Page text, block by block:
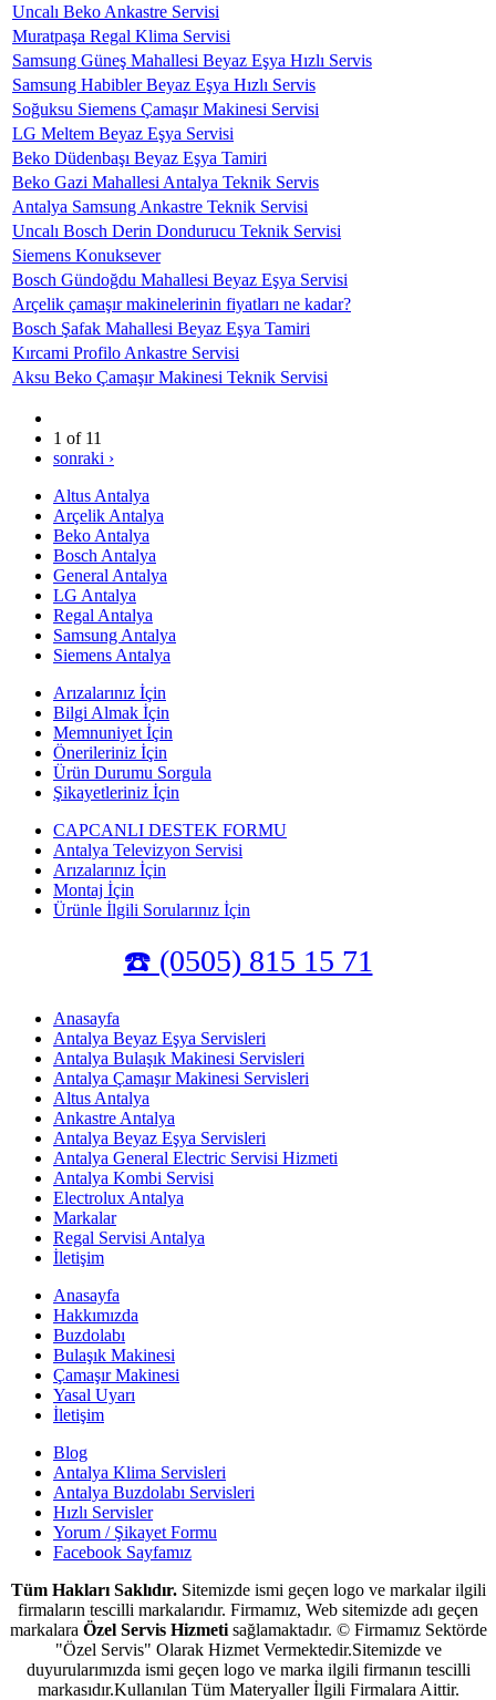
Uncalı Beko Ankastre Servisi
Muratpaşa Regal Klima Servisi
Samsung Güneş Mahallesi Beyaz Eşya Hızlı Servis
Samsung Habibler Beyaz Eşya Hızlı Servis
Soğuksu Siemens Çamaşır Makinesi Servisi
LG Meltem Beyaz Eşya Servisi
Beko Düdenbaşı Beyaz Eşya Tamiri
Beko Gazi Mahallesi Antalya Teknik Servis
Antalya Samsung Ankastre Teknik Servisi
Uncalı Bosch Derin Dondurucu Teknik Servisi
Siemens Konuksever
Bosch Gündoğdu Mahallesi Beyaz Eşya Servisi
Arçelik çamaşır makinelerinin fiyatları ne kadar?
Bosch Şafak Mahallesi Beyaz Eşya Tamiri
Kırcami Profilo Ankastre Servisi
Aksu Beko Çamaşır Makinesi Teknik Servisi
1 of 11
sonraki ›
Altus Antalya
Arçelik Antalya
Beko Antalya
Bosch Antalya
General Antalya
LG Antalya
Regal Antalya
Samsung Antalya
Siemens Antalya
Arızalarınız İçin
Bilgi Almak İçin
Memnuniyet İçin
Önerileriniz İçin
Ürün Durumu Sorgula
Şikayetleriniz İçin
CAPCANLI DESTEK FORMU
Antalya Televizyon Servisi
Arızalarınız İçin
Montaj İçin
Ürünle İlgili Sorularınız İçin
☎️ (0505) 815 15 71
Anasayfa
Antalya Beyaz Eşya Servisleri
Antalya Bulaşık Makinesi Servisleri
Antalya Çamaşır Makinesi Servisleri
Altus Antalya
Ankastre Antalya
Antalya Beyaz Eşya Servisleri
Antalya General Electric Servisi Hizmeti
Antalya Kombi Servisi
Electrolux Antalya
Markalar
Regal Servisi Antalya
İletişim
Anasayfa
Hakkımızda
Buzdolabı
Bulaşık Makinesi
Çamaşır Makinesi
Yasal Uyarı
İletişim
Blog
Antalya Klima Servisleri
Antalya Buzdolabı Servisleri
Hızlı Servisler
Yorum / Şikayet Formu
Facebook Sayfamız
Tüm Hakları Saklıdır. Sitemizde ismi geçen logo ve markalar ilgili
firmaların tescilli markalarıdır. Firmamız, Web sitemizde adı geçen
markalara Özel Servis Hizmetisağlamaktadır. © Firmamız Sektörde
"Özel Servis" Olarak Hizmet Vermektedir.Sitemizde ve
duyurularımızda ismi geçen logo ve marka ilgili firmanın tescilli
markasıdır.Kullanılan Tüm Materyaller İlgili Firmalara Aittir.